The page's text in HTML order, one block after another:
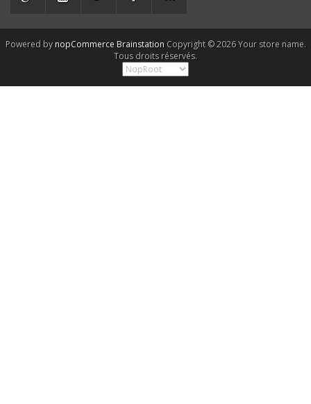
Powered by nopCommerce Brainstation Copyright © 2026 Your store name.
Tous droits réservés.